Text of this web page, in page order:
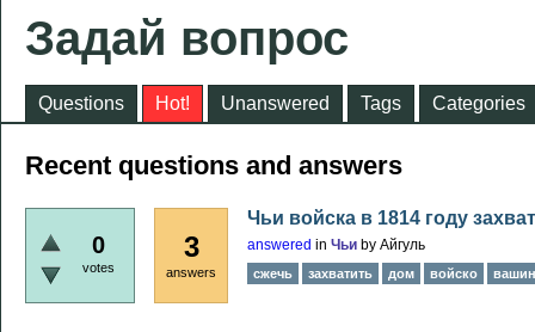
Задай вопрос
Questions Hot! Unanswered Tags Categories
Recent questions and answers
0
votes
3
answers
Чьи войска в 1814 году
answered in Чьи by Айгуль
сжечь захватить дом войско